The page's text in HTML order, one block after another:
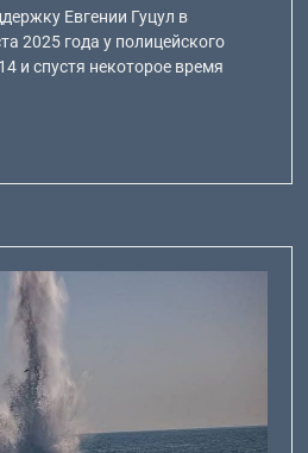
Евгении Гуцул в
2025 года у полицейского
и спустя некоторое время